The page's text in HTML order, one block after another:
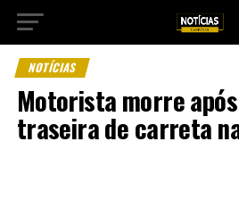
NOTÍCIAS
Motorista morre
traseira de carreta